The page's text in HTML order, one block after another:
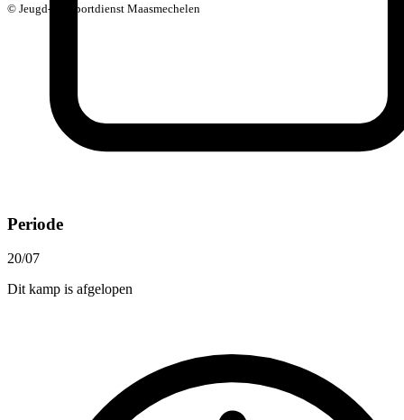
© Jeugd- en Sportdienst Maasmechelen
Periode
20/07
Dit kamp is afgelopen